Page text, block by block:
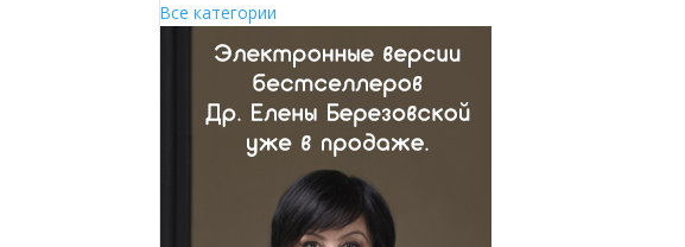
Все категории